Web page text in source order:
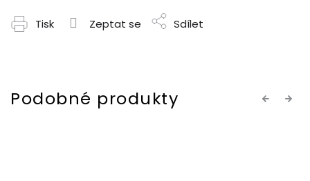
Tisk Zeptat se Sdílet
Previous
Next